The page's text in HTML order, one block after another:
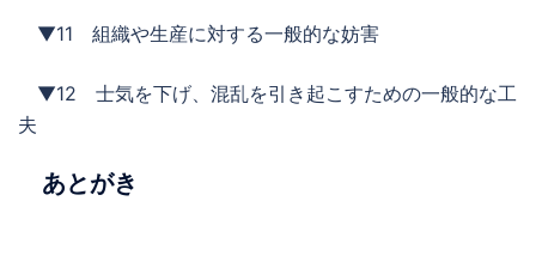
▼11 組織や生産に対する一般的な妨害
▼12 士気を下げ、混乱を引き起こすための一般的な工
夫
あとがき